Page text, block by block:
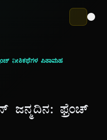
ನೀತಿಕಥೆಗಳ ಪಿತಾಮಹ
ಜನ್ಮದಿನ: ಫ್ರೆಂಚ್